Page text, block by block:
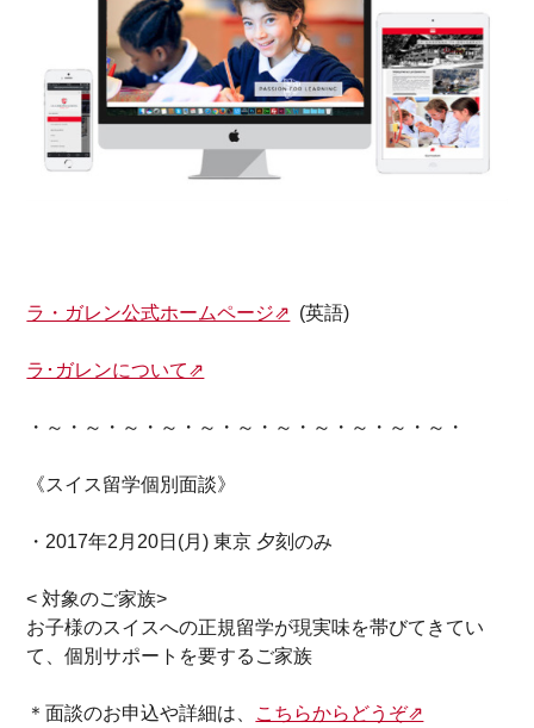
ラ・ガレン公式ホームページ⇗ (英語)
ラ･ガレンについて⇗
・～・～・～・～・～・～・～・～・～・～・～・
《スイス留学個別面談》
・2017年2月20日(月) 東京 夕刻のみ
< 対象のご家族>
お子様のスイスへの正規留学が現実味を帯びてきてい
て、個別サポートを要するご家族
＊面談のお申込や詳細は、 こちらからどうぞ⇗